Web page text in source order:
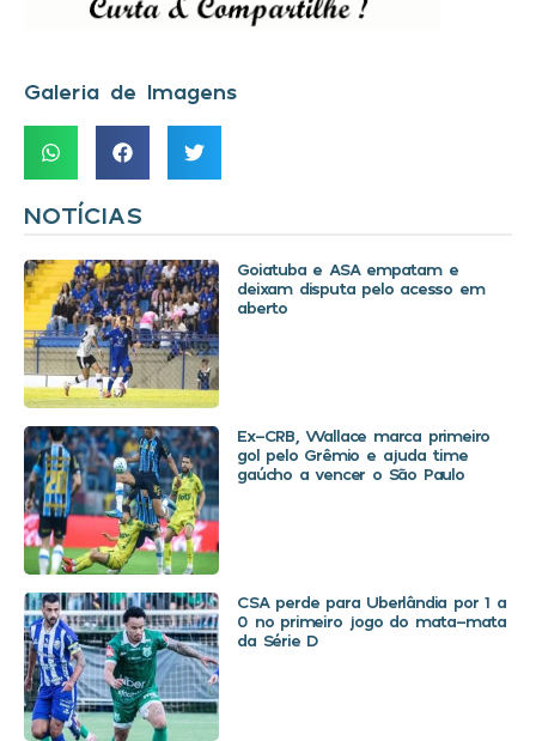
Galeria de Imagens
NOTÍCIAS
Goiatuba e ASA empatam e
deixam disputa pelo acesso em
aberto
Ex-CRB, Wallace marca primeiro
gol pelo Grêmio e ajuda time
gaúcho a vencer o São Paulo
CSA perde para Uberlândia por 1 a
0 no primeiro jogo do mata-mata
da Série D